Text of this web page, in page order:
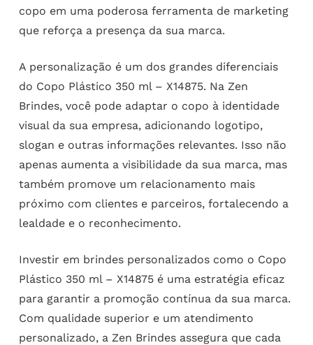
copo em uma poderosa ferramenta de marketing
que reforça a presença da sua marca.
A personalização é um dos grandes diferenciais
do Copo Plástico 350 ml – X14875. Na Zen
Brindes, você pode adaptar o copo à identidade
visual da sua empresa, adicionando logotipo,
slogan e outras informações relevantes. Isso não
apenas aumenta a visibilidade da sua marca, mas
também promove um relacionamento mais
próximo com clientes e parceiros, fortalecendo a
lealdade e o reconhecimento.
Investir em brindes personalizados como o Copo
Plástico 350 ml – X14875 é uma estratégia eficaz
para garantir a promoção contínua da sua marca.
Com qualidade superior e um atendimento
personalizado, a Zen Brindes assegura que cada